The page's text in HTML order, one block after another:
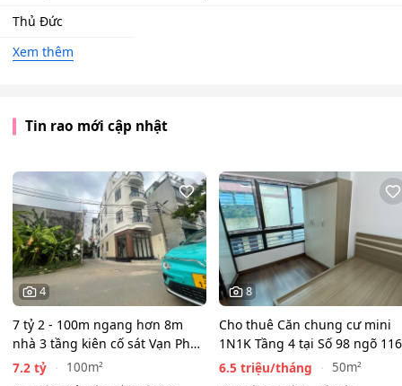
Thủ Đức
Xem thêm
Tin rao mới cập nhật
4
7 tỷ 2 - 100m ngang hơn 8m
nhà 3 tầng kiên cố sát Vạn Phúc
City - HẺM XE HƠI…
7.2 tỷ
100m²
8
Cho thuê Căn chung cư mini
1N1K Tầng 4 tại Số 98 ngõ 116
Phan Kế Bính, Ba Đình.…
6.5 triệu/tháng
50m²